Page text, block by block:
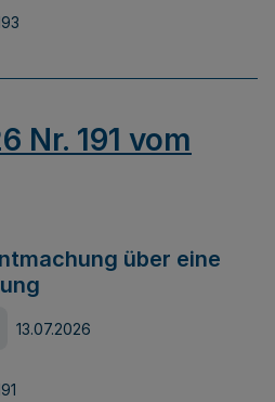
Nr. 191 vom
über eine
13.07.2026